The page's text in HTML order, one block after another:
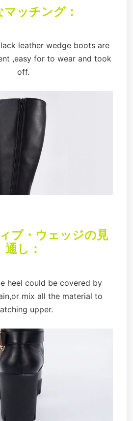
ッチング：
leather wedge boots are
,easy for to wear and took
off.
ブ・ウェッジの見
通し：
heel could be covered by
mix all the material to
upper.